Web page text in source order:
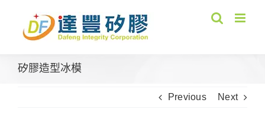
content
矽膠造型冰模
Previous Next